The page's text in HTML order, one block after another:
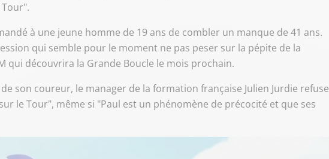
à une jeune homme de 19 ans de combler un manque de 41 ans.
qui semble pour le moment ne pas peser sur la pépite de la
qui découvrira la Grande Boucle le mois prochain.
son coureur, le manager de la formation française Julien Jurdie refuse
le Tour", même si "Paul est un phénomène de précocité et que ses